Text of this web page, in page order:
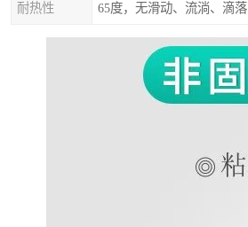
耐热性 65度，无滑动、流淌、滴落